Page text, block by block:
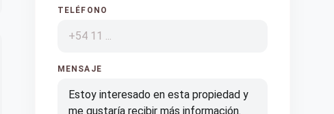
TELÉFONO
MENSAJE